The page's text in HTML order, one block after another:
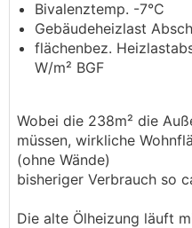
Bivalenztemp. -7°C
Gebäudeheizlast
flächenbez.
W/m² BGF
Wobei die 238m² die
müssen, wirkliche
(ohne Wände)
bisheriger Verbrauch so
Die alte Ölheizung läuft